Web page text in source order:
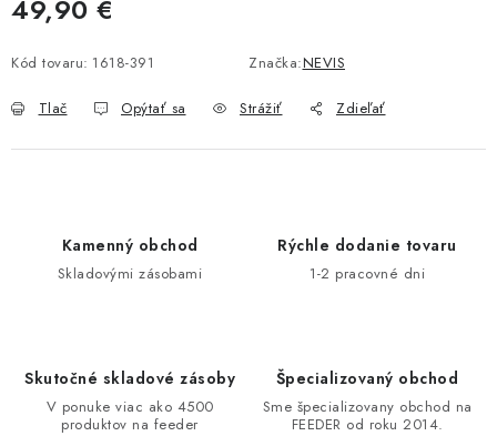
OBCHODNÉ PODMIENKY
DOPRAVA
49,90 €
Kód tovaru: 1618-391 Značka:NEVIS
Tlač Opýtať sa Strážiť Zdieľať
Kamenný obchod
Skladovými zásobami
Rýchle dodanie tovaru
1-2 pracovné dni
Skutočné skladové zásoby
V ponuke viac ako 4500
produktov na feeder
Špecializovaný obchod
Sme špecializovany obchod na
FEEDER od roku 2014.